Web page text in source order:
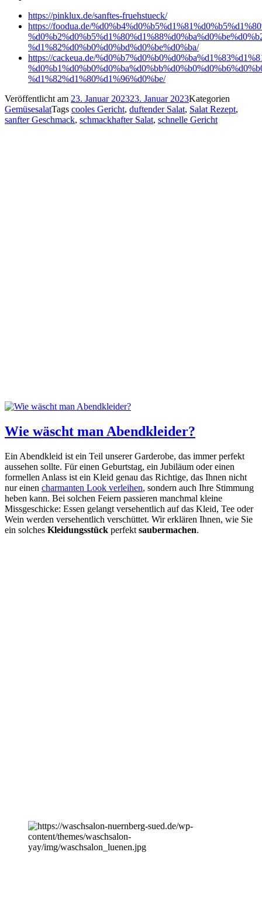
https://pinklux.de/sanftes-fruehstueck/
https://foodua.de/
%d1%82%d0%b0%d0%bd%d0%be%d0%ba/
https://cackeua.de/
%d1%82%d1%80%d1%96%d0%be/
Veröffentlicht am 23. Januar 202323. Januar 2023Kategorien
GemüsesalatTags cooles Gericht, duftender Salat, Salat Rezept,
sanfter Geschmack, schmackhafter Salat, schnelle Gericht
Wie wäscht man Abendkleider?
Ein Abendkleid ist ein Teil unserer Garderobe, das immer perfekt
aussehen sollte. Für einen Geburtstag, ein Jubiläum oder einen
formellen Anlass ist ein Kleid genau das Richtige, das Ihnen nicht
nur einen charmanten Look verleihen, sondern auch Ihre Stimmung
heben kann. Bei solchen Feiern passieren manchmal kleine
Missgeschicke: Essen gelangt versehentlich auf das Kleid, Tee oder
Wein werden versehentlich verschüttet. Wir erklären Ihnen, wie Sie
ein solches Kleidungsstück perfekt saubermachen.